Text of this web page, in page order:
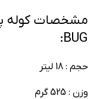
BUG:
حجم : 18 لیتر
وزن : 525 گرم